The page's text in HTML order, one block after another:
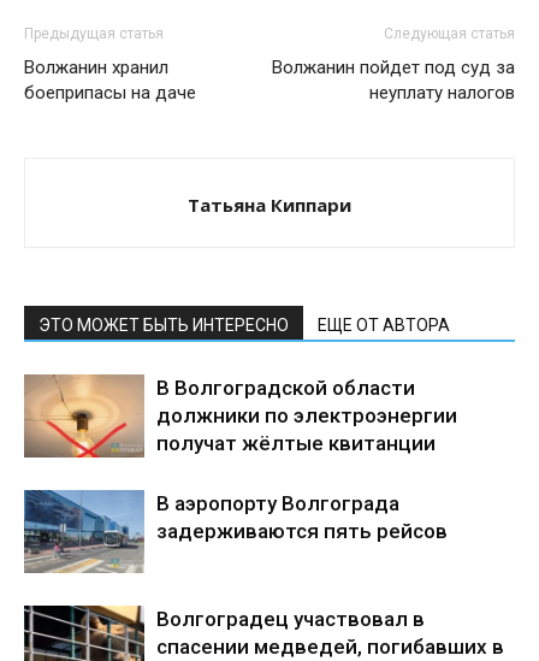
Предыдущая статья
Волжанин хранил
боеприпасы на даче
Следующая статья
Волжанин пойдет под суд за
неуплату налогов
Татьяна Киппари
ЭТО МОЖЕТ БЫТЬ ИНТЕРЕСНО ЕЩЕ ОТ АВТОРА
В Волгоградской области
должники по электроэнергии
получат жёлтые квитанции
В аэропорту Волгограда
задерживаются пять рейсов
Волгоградец участвовал в
спасении медведей, погибавших в